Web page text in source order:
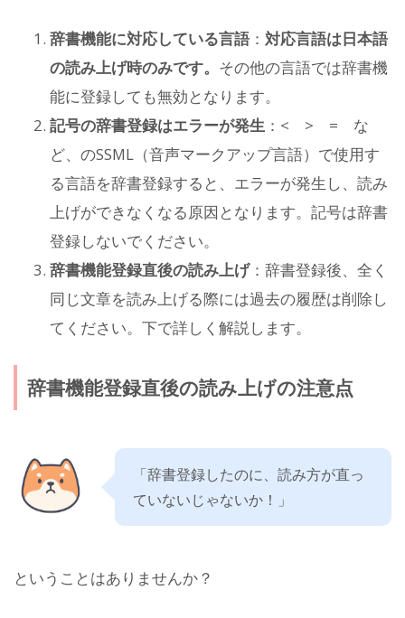
辞書機能に対応している言語 ： 対応言語は日本語
の読み上げ時のみです。 その他の言語では辞書機
能に登録しても無効となります。
記号の辞書登録はエラーが発生 ：< > = な
ど、のSSML（音声マークアップ言語）で使用す
る言語を辞書登録すると、エラーが発生し、読み
上げができなくなる原因となります。記号は辞書
登録しないでください。
辞書機能登録直後の読み上げ：辞書登録後、全く
同じ文章を読み上げる際には過去の履歴は削除し
てください。下で詳しく解説します。
辞書機能登録直後の読み上げの注意点
「辞書登録したのに、読み方が直っ
ていないじゃないか！」
ということはありませんか？